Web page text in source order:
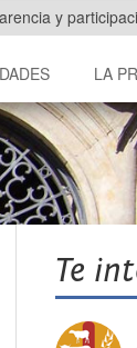
y
LA
Te